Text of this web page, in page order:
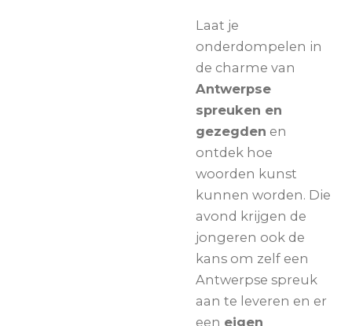
Laat je
onderdompelen in
de charme van
Antwerpse
spreuken en
gezegden en
ontdek hoe
woorden kunst
kunnen worden. Die
avond krijgen de
jongeren ook de
kans om zelf een
Antwerpse spreuk
aan te leveren en er
een eigen